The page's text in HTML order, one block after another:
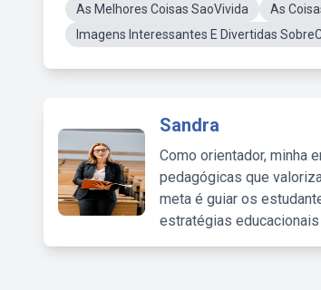
As Melhores Coisas SaoVivida
As
Imagens Interessantes E Divertidas
Sandra
Como orientador, minha
pedagógicas que
meta é guiar os
estratégias